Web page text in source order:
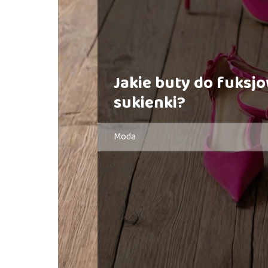
Jakie buty do
sukienki?
Moda